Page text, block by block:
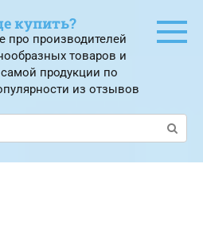
купить?
про производителей
товаров и
продукции по
из отзывов